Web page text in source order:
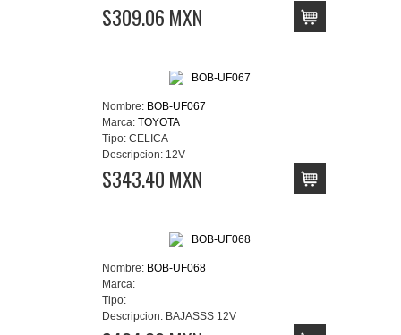
$309.06 MXN
Nombre: BOB-UF067
Marca: TOYOTA
Tipo: CELICA
Descripcion: 12V
$343.40 MXN
Nombre: BOB-UF068
Marca:
Tipo:
Descripcion: BAJASSS 12V